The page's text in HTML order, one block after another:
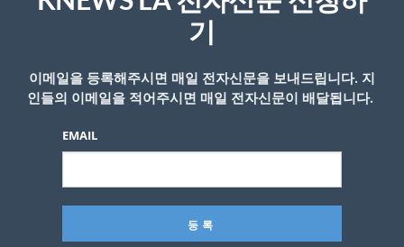
이후 각종 바이든 밈이 등장했었다.
과거에도 다크 브랜던 밈이 등장한 적이 있다.
기
이메일을 등록해주시면 매일 전자신문을 보내드립니다. 지
인들의 이메일을 적어주시면 매일 전자신문이 배달됩니다.
EMAIL